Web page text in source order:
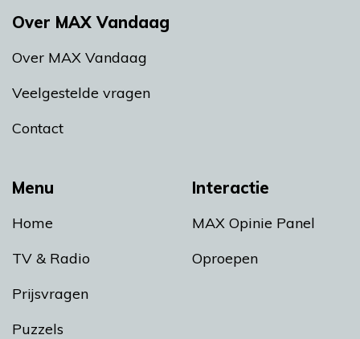
Menu
Home
TV & Radio
Prijsvragen
Puzzels
Interactie
MAX Opinie Panel
Oproepen
Over MAX Vandaag
Over MAX Vandaag
Veelgestelde vragen
Contact